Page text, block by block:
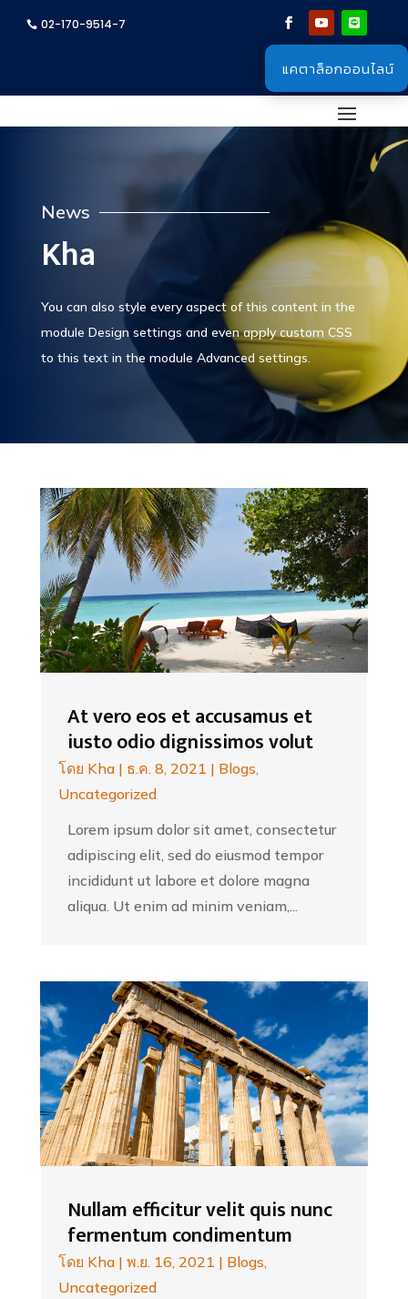
02-170-9514-7
แคตาล็อกออนไลน์
News
Kha
You can also style every aspect of this content in the
module Design settings and even apply custom CSS
to this text in the module Advanced settings.
At vero eos et accusamus et
iusto odio dignissimos volut
โดย Kha| ธ.ค. 8, 2021 | Blogs,
Uncategorized
Lorem ipsum dolor sit amet, consectetur
adipiscing elit, sed do eiusmod tempor
incididunt ut labore et dolore magna
aliqua. Ut enim ad minim veniam,...
Nullam efficitur velit quis nunc
fermentum condimentum
โดย Kha| พ.ย. 16, 2021 | Blogs,
Uncategorized